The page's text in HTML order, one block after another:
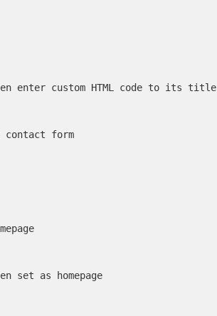
enter custom HTML code to its title
form
set as homepage